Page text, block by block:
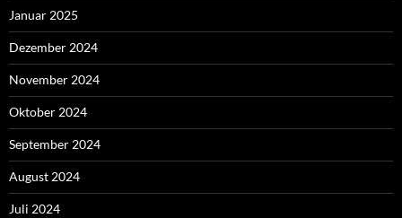
Januar 2025
Dezember 2024
November 2024
Oktober 2024
September 2024
August 2024
Juli 2024